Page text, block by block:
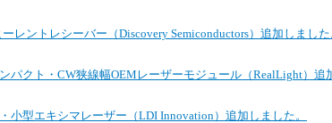
レントレシーバー（Discovery Semiconductors）追加しました
パクト・CW狭線幅OEMレーザーモジュール（RealLight）追
小型エキシマレーザー（LDI Innovation）追加しました。